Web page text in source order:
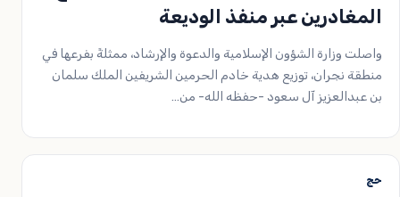
المغادرين عبر منفذ الوديعة
واصلت وزارة الشؤون الإسلامية والدعوة والإرشاد، ممثلةً بفرعها في
منطقة نجران، توزيع هدية خادم الحرمين الشريفين الملك سلمان
بن عبدالعزيز آل سعود -حفظه الله- من…
حج